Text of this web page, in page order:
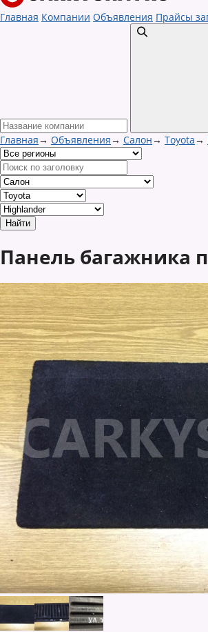
Главная Компании Объявления Прайсы
Главная→ Объявления→ Салон→ Toyota→
Панель багажника